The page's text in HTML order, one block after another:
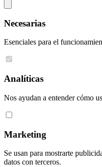
Necesarias
Esenciales para el
Analíticas
Nos ayudan a entender cómo
Marketing
Se usan para mostrarte
datos con terceros.